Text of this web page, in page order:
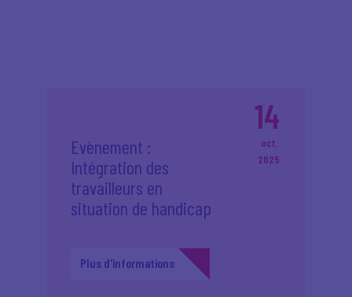
14
oct.
2025
Evènement :
Intégration des
travailleurs en
situation de handicap
Plus d'informations